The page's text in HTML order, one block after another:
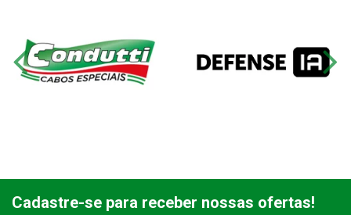
Cadastre-se para receber nossas ofertas!